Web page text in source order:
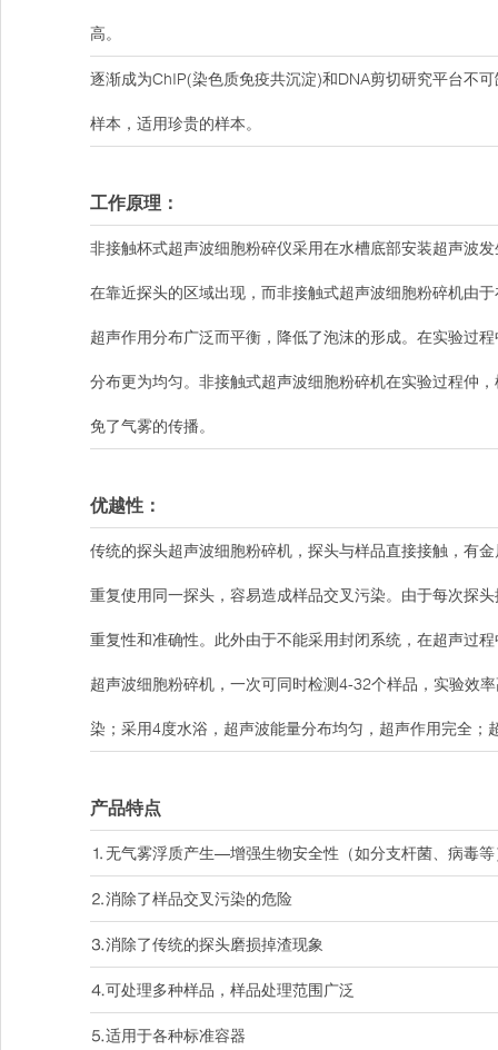
高。
逐渐成为ChIP(染色质免疫共沉淀)和DNA剪切研究平台不
样本，适用珍贵的样本。
工作原理：
非接触杯式超声波细胞粉碎仪采用在水槽底部安装超声波
在靠近探头的区域出现，而非接触式超声波细胞粉碎机由
超声作用分布广泛而平衡，降低了泡沫的形成。在实验过
分布更为均匀。非接触式超声波细胞粉碎机在实验过程仲
免了气雾的传播。
优越性：
传统的探头超声波细胞粉碎机，探头与样品直接接触，有
重复使用同一探头，容易造成样品交叉污染。由于每次探
重复性和准确性。此外由于不能采用封闭系统，在超声过
超声波细胞粉碎机，一次可同时检测4-32个样品，实验效
染；采用4度水浴，超声波能量分布均匀，超声作用完全
产品特点
⒈无气雾浮质产生—增强生物安全性（如分支杆菌、病毒等
⒉消除了样品交叉污染的危险
⒊消除了传统的探头磨损掉渣现象
⒋可处理多种样品，样品处理范围广泛
⒌适用于各种标准容器